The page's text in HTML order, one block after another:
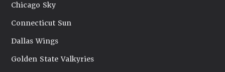
Chicago Sky
Connecticut Sun
Dallas Wings
Golden State Valkyries